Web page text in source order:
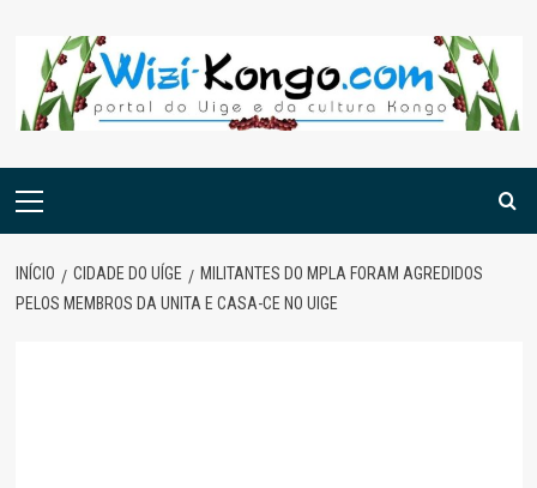
content
Menu
INÍCIO CIDADE DO UÍGE
MILITANTES DO MPLA FORAM AGREDIDOS
PELOS MEMBROS DA UNITA E CASA-CE NO UIGE